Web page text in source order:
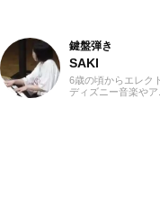
鍵盤弾き
SAKI
6歳の頃からエレク
ディズニー音楽や